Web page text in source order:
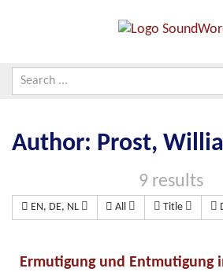
Author: Prost,
9 results
EN, DE, NL All Title
Ermutigung und Entmutigung